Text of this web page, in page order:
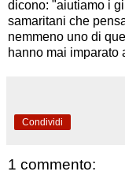
dicono: "aiutiamo i
samaritani che
nemmeno uno di
hanno mai imparato
Condividi
1 commento: